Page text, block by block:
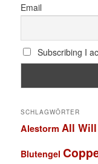
Email
Subscribing I
SCHLAGWÖRTER
Alestorm All
Blutengel